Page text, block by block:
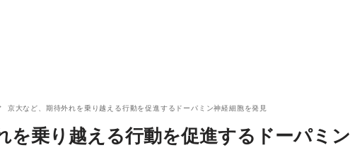
京大など、期待外れを乗り越える行動を促進するドーパミン神経細胞を発見
を乗り越える行動を促進するドーパミン